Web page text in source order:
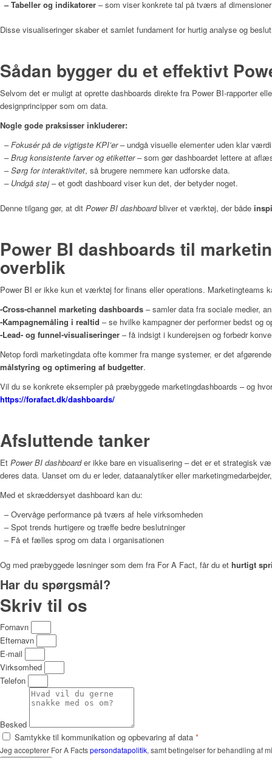
– Tabeller og indikatorer – som viser konkrete tal på tværs af dimensioner
Disse visualiseringer skaber et samlet fundament for hurtig analyse og
Sådan bygger du et effektivt
Selvom det er muligt at oprette dashboards direkte fra Power BI‑rapporter
designprincipper som om data.
Nogle gode praksisser inkluderer:
– Fokusér på de vigtigste KPI’er– undgå visuelle elementer uden klar
– Brug konsistente farver og etiketter– som gør dashboardet lettere at
– Sørg for interaktivitet, så brugere nemmere kan udforske data.
– Undgå støj– et godt dashboard viser kun det, der betyder noget.
Denne tilgang gør, at dit Power BI dashboardbliver et værktøj, der både
Power BI dashboards til
overblik
Power BI er ikke kun et værktøj for finans eller operations. Marketingteams
-Cross‑channel marketing dashboards – samler data fra sociale medier,
-Kampagnemåling i realtid – se hvilke kampagner der performer bedst og
-Lead‑ og funnel‑visualiseringer – få indsigt i kunderejsen og forbedr
Netop fordi marketingdata ofte kommer fra mange systemer, er det
målstyring og optimering af budgetter.
Vil du se konkrete eksempler på præbyggede marketingdashboards – og
https://forafact.dk/dashboards/
Afsluttende tanker
Et Power BI dashboarder ikke bare en visualisering – det er et strategisk
deres data. Uanset om du er leder, dataanalytiker eller
Med et skræddersyet dashboard kan du:
– Overvåge performance på tværs af hele virksomheden
– Spot trends hurtigere og træffe bedre beslutninger
– Få et fælles sprog om data i organisationen
Og med præbyggede løsninger som dem fra For A Fact, får du et hurtigt
Har du spørgsmål?
Skriv til os
Fornavn
Efternavn
E-mail
Virksomhed
Telefon
Besked
Samtykke til kommunikation og opbevaring af data *
Jeg accepterer For A Factspersondatapolitik, samt betingelser for behandling af